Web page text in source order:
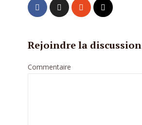
Rejoindre la discussion
Commentaire